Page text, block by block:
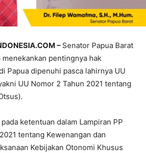
– Senator Papua Barat
menekankan pentingnya hak
Papua dipenuhi pasca lahirnya UU
UU Nomor 2 Tahun 2021 tentang
ketentuan dalam Lampiran PP
tentang Kewenangan dan
Kebijakan Otonomi Khusus